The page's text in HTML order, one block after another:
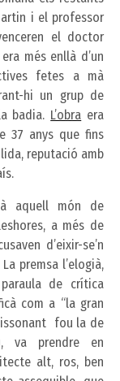
i el professor
el doctor
més enllà d’un
fetes a mà
hi un grup de
badia. L’obra era
37 anys que fins
reputació amb
aquell món de
a més de
d’eixir-se’n
premsa l’elogià,
de crítica
com a “la gran
fou la de
va prendre en
alt, ros, ben